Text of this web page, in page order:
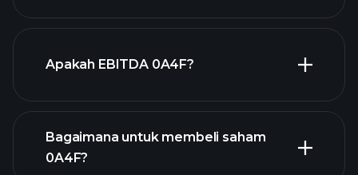
majikan terbesar
Apakah EBITDA 0A4F?
Bagaimana untuk membeli saham
0A4F?